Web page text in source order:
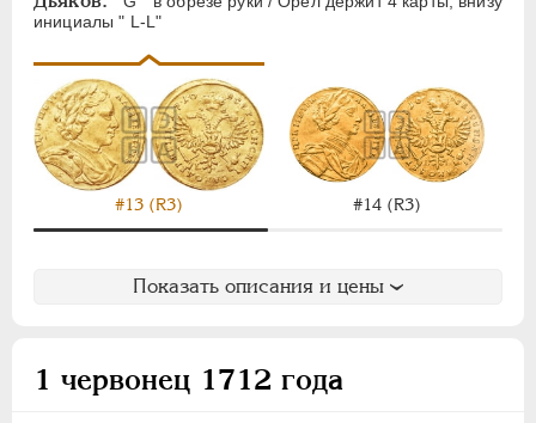
инициалы " L-L"
#13 (R3) #14 (R3)
Показать описания и цены
1 червонец 1712 года